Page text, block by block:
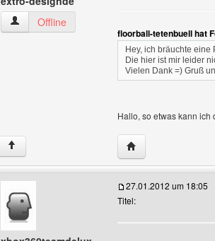
extro-designde Benutzer-Profile anzeigen
Offline
floorball-tetenbuell hat
Hey, ich bräuchte
Die hier ist mir leider
Vielen Dank =) Gruß
Hallo, so etwas kann ich
↑ Website dieses
27.01.2012 um 18:05
Titel: